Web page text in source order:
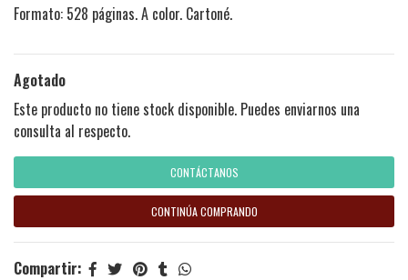
Formato: 528 páginas. A color. Cartoné.
Agotado
Este producto no tiene stock disponible. Puedes enviarnos una
consulta al respecto.
CONTÁCTANOS
CONTINÚA COMPRANDO
Compartir: